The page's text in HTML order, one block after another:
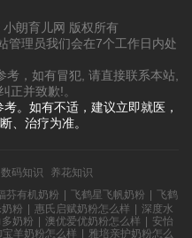
朗育儿网 版权所有
管理员我们会在7个工作日内处
，如有冒犯, 请直接联系本站,
正并致歉!。
。如有不适，建议立即就医，
、治疗为准。
数码知识
养花知识
芬有机奶粉 飞鹤星飞帆奶粉
飞鹤
粉 惠氏启赋奶粉怎么样
深度水
奶粉 澳优爱优奶粉怎么样
安怡
宝羊奶粉怎么样 雅培亲护奶粉怎么